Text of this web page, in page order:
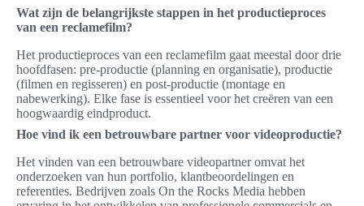
Wat zijn de belangrijkste stappen in het productieproces
van een reclamefilm?
Het productieproces van een reclamefilm gaat meestal door drie
hoofdfasen: pre-productie (planning en organisatie), productie
(filmen en regisseren) en post-productie (montage en
nabewerking). Elke fase is essentieel voor het creëren van een
hoogwaardig eindproduct.
Hoe vind ik een betrouwbare partner voor videoproductie?
Het vinden van een betrouwbare videopartner omvat het
onderzoeken van hun portfolio, klantbeoordelingen en
referenties. Bedrijven zoals On the Rocks Media hebben